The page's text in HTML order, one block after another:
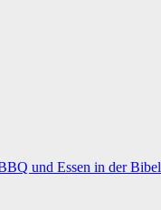
und Essen in der Bibel